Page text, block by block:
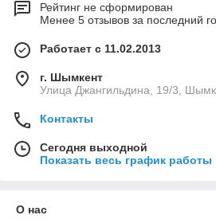
Рейтинг не сформирован
Менее 5 отзывов за последний
Работает с 11.02.2013
г. Шымкент
Улица Джангильдина, 19/3,
Контакты
Сегодня выходной
Показать весь график работы
О нас